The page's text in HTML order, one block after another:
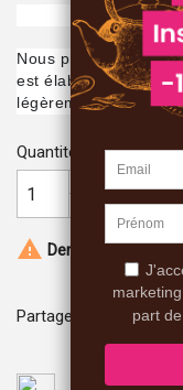
Nous privilégions
est élaboré à partir
légèrement altérer la
Quantité

 Derniers articles
Partager
Paiement